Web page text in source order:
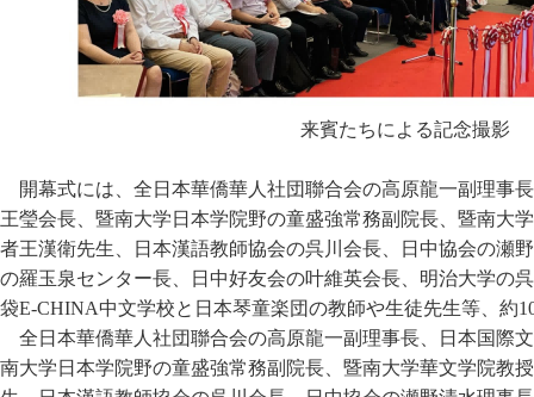
来賓たちによる記念撮影
開幕式には、全日本華僑華人社団聯合会の高原龍一副理事
王瑩会長、暨南大学日本学院野の童盛強常務副院長、暨南大
者王漢衛先生、日本漢語教師協会の呉川会長、日中協会の瀬
の羅玉泉センター長、日中好友会の叶維英会長、明治大学の
袋E-CHINA中文学校と日本琴童楽団の教師や生徒先生等、約
全日本華僑華人社団聯合会の高原龍一副理事長、日本国際
南大学日本学院野の童盛強常務副院長、暨南大学華文学院教